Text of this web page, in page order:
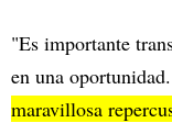
"Es importante
en una oportunidad.
maravillosa